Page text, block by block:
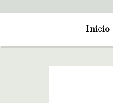
Inicio